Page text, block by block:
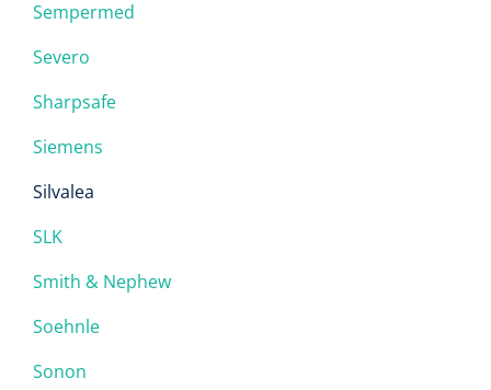
Sempermed
Severo
Sharpsafe
Siemens
Silvalea
SLK
Smith & Nephew
Soehnle
Sonon